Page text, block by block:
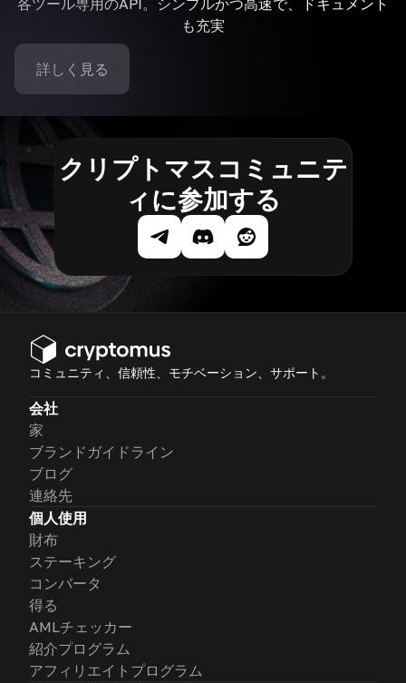
各ツール専用のAPI。シンプルかつ高速で、ドキュメント
も充実
詳しく見る
クリプトマスコミュニテ
ィに参加する
コミュニティ、信頼性、モチベーション、サポート。
会社
家
ブランドガイドライン
ブログ
連絡先
個人使用
財布
ステーキング
コンバータ
得る
AMLチェッカー
紹介プログラム
アフィリエイトプログラム